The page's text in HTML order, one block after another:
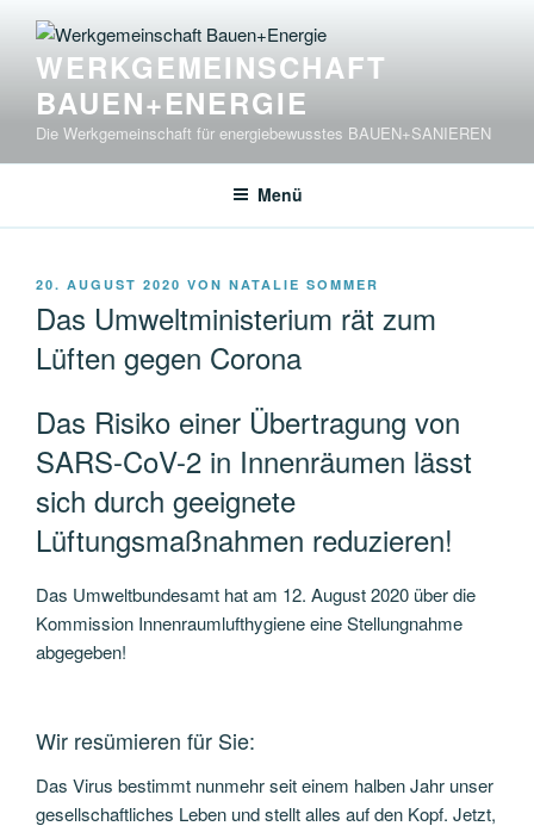
Inhalt
springenWERKGEMEINSCHAFT
BAUEN+ENERGIE
Die Werkgemeinschaft für energiebewusstes BAUEN+SANIEREN
Menü
VERÖFFENTLICHT
20. AUGUST 2020 VON NATALIE SOMMER
Das Umweltministerium rät zum
Lüften gegen Corona
Das Risiko einer Übertragung von
SARS-CoV-2 in Innenräumen lässt
sich durch geeignete
Lüftungsmaßnahmen reduzieren!
Das Umweltbundesamt hat am 12. August 2020 über die
Kommission Innenraumlufthygiene eine Stellungnahme
abgegeben!
Wir resümieren für Sie:
Das Virus bestimmt nunmehr seit einem halben Jahr unser
gesellschaftliches Leben und stellt alles auf den Kopf. Jetzt,